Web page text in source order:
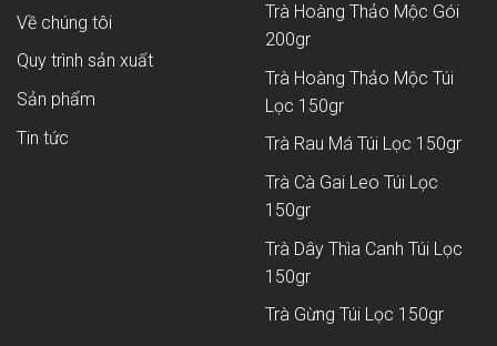
Về chúng tôi
Quy trình sản xuất
Sản phẩm
Tin tức
Trà Hoàng Thảo Mộc Gói
200gr
Trà Hoàng Thảo Mộc Túi
Lọc 150gr
Trà Rau Má Túi Lọc 150gr
Trà Cà Gai Leo Túi Lọc
150gr
Trà Dây Thìa Canh Túi Lọc
150gr
Trà Gừng Túi Lọc 150gr